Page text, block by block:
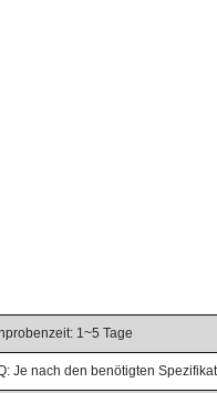
1~5 Tage
Je nach den benötigten